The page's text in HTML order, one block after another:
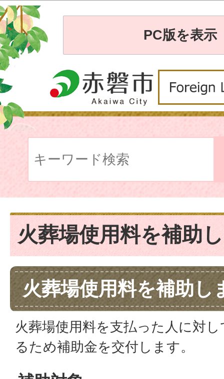
PC版を表示
火葬場使用料を補助
火葬場使用料を補助し
火葬場使用料を支払った人に対
るため補助金を交付します。